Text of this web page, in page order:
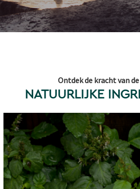
Ontdek de kracht van
NATUURLIJKE